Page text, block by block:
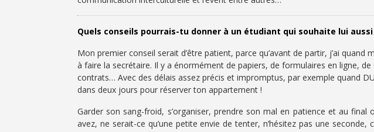
Quels conseils pourrais-tu donner à un étudiant qui souhaite lui
Mon premier conseil serait d’être patient, parce qu’avant de partir, j’ai quand
à faire la secrétaire. Il y a énormément de papiers, de formulaires en ligne,
contrats… Avec des délais assez précis et impromptus, par exemple quand
dans deux jours pour réserver ton appartement !
Garder son sang-froid, s’organiser, prendre son mal en patience et au final
avez, ne serait-ce qu’une petite envie de tenter, n’hésitez pas une seconde,